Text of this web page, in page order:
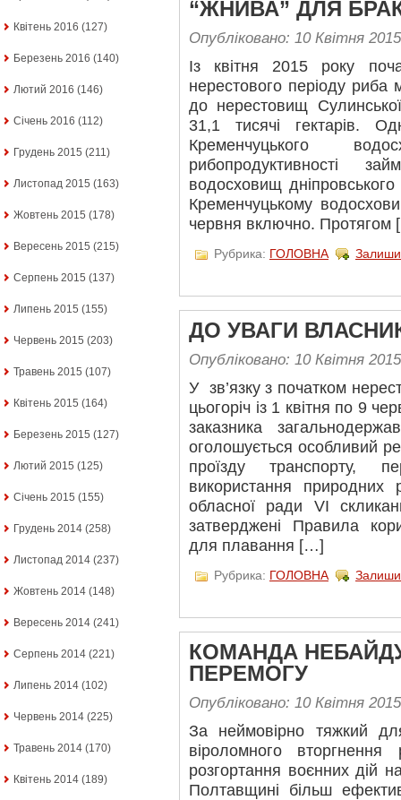
Квітень 2016 (127)
Березень 2016 (140)
Лютий 2016 (146)
Січень 2016 (112)
Грудень 2015 (211)
Листопад 2015 (163)
Жовтень 2015 (178)
Вересень 2015 (215)
Серпень 2015 (137)
Липень 2015 (155)
Червень 2015 (203)
Травень 2015 (107)
Квітень 2015 (164)
Березень 2015 (127)
Лютий 2015 (125)
Січень 2015 (155)
Грудень 2014 (258)
Листопад 2014 (237)
Жовтень 2014 (148)
Вересень 2014 (241)
Серпень 2014 (221)
Липень 2014 (102)
Червень 2014 (225)
Травень 2014 (170)
Квітень 2014 (189)
“ЖНИВА” ДЛЯ
Опубліковано: 10 Квітня 2015
Із квітня 2015 року
нерестового періоду риба
до нерестовищ
31,1 тисячі гектарів.
Кременчуцького
рибопродуктивності
водосховищ
Кременчуцькому
червня включно. Протягом
Рубрика: ГОЛОВНА
ДО УВАГИ
Опубліковано: 10 Квітня 2015
У зв’язку з початком
цьогоріч із 1 квітня по 9
заказника
оголошується особливий
проїзду транспорту,
використання природних
обласної ради VI
затверджені Правила
для плавання […]
Рубрика: ГОЛОВНА
КОМАНДА
ПЕРЕМОГУ
Опубліковано: 10 Квітня 2015
За неймовірно тяжкий
віроломного
розгортання воєнних дій
Полтавщині більш